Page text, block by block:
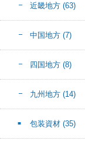
近畿地方 (63)
中国地方 (7)
四国地方 (8)
九州地方 (14)
包装資材 (35)